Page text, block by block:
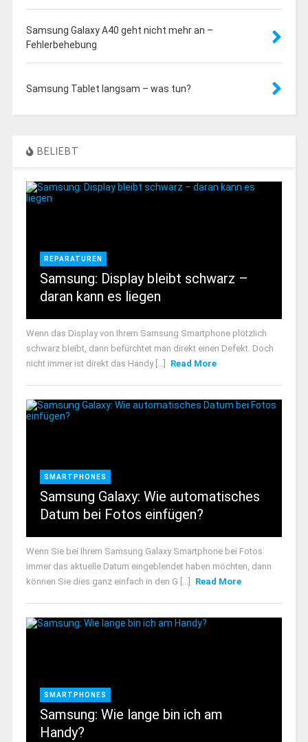
Samsung Galaxy A40 geht nicht mehr an –
Fehlerbehebung
Samsung Tablet langsam – was tun?
BELIEBT
REPARATUREN
Samsung: Display bleibt schwarz –
daran kann es liegen
Wenn das Display von Ihrem Samsung Smartphone plötzlich
schwarz bleibt, dann befürchtet man direkt einen Defekt. Doch
nicht immer ist direkt das Handy [...]
Read More
SMARTPHONES
Samsung Galaxy: Wie automatisches
Datum bei Fotos einfügen?
Wenn Sie bei Ihrem Samsung Galaxy Smartphone bei Fotos
immer das aktuelle Datum eingeblendet haben möchten, dann
können Sie dies ganz einfach in den G [...]
Read More
SMARTPHONES
Samsung: Wie lange bin ich am
Handy?